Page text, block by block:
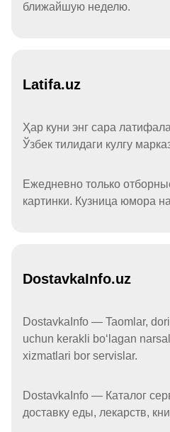
ближайшую неделю.
Latifa.uz
Ҳар куни энг сара
Ўзбек тилидаги кулгу
Ежедневно только
картинки. Кузница юмора
DostavkaInfo.uz
DostavkaInfo — Taomlar,
uchun kerakli boʻlagan
xizmatlari bor servislar.
DostavkaInfo — Каталог
доставку еды, лекарств,